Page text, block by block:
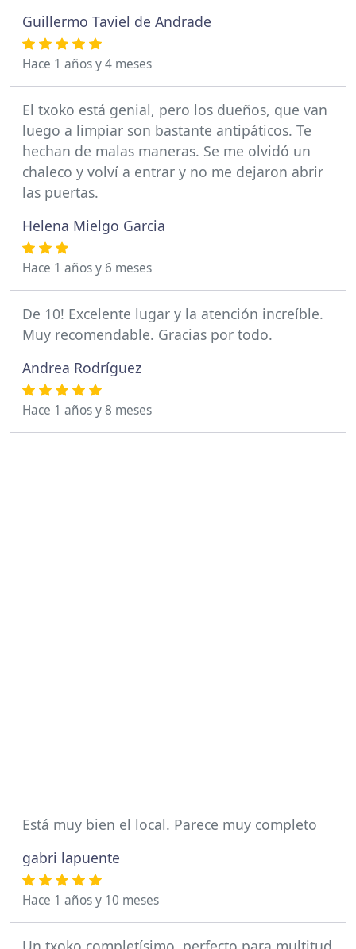
Guillermo Taviel de Andrade
Hace 1 años y 4 meses
El txoko está genial, pero los dueños, que van
luego a limpiar son bastante antipáticos. Te
hechan de malas maneras. Se me olvidó un
chaleco y volví a entrar y no me dejaron abrir
las puertas.
Helena Mielgo Garcia
Hace 1 años y 6 meses
De 10! Excelente lugar y la atención increíble.
Muy recomendable. Gracias por todo.
Andrea Rodríguez
Hace 1 años y 8 meses
Está muy bien el local. Parece muy completo
gabri lapuente
Hace 1 años y 10 meses